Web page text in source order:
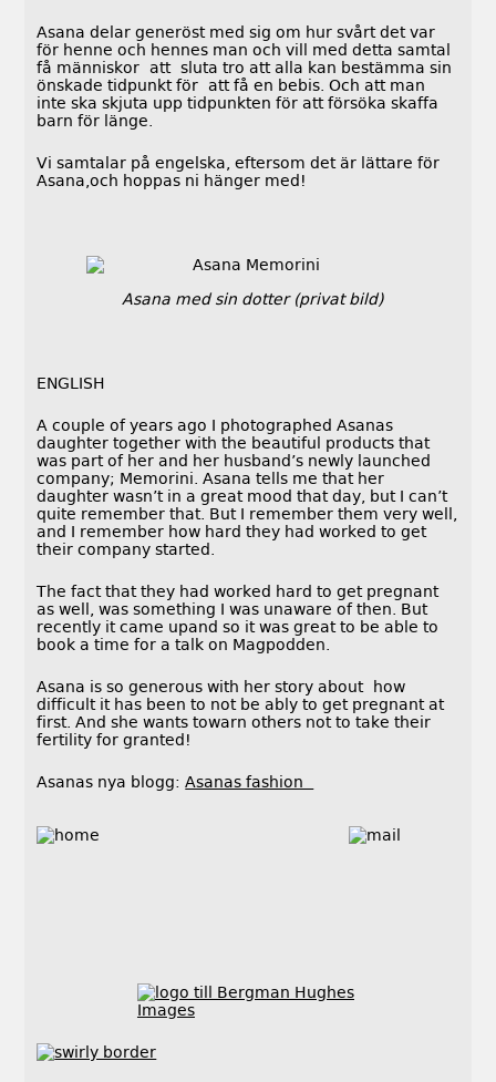
Asana delar generöst med sig om hur svårt det var
för henne och hennes man och vill med detta samtal
få människor att sluta tro att alla kan bestämma sin
önskade tidpunkt för att få en bebis. Och att man
inte ska skjuta upp tidpunkten för att försöka skaffa
barn för länge.
Vi samtalar på engelska, eftersom det är lättare för
Asana,och hoppas ni hänger med!
Asana med sin dotter (privat bild)
ENGLISH
A couple of years ago I photographed Asanas
daughter together with the beautiful products that
was part of her and her husband’s newly launched
company; Memorini. Asana tells me that her
daughter wasn’t in a great mood that day, but I can’t
quite remember that. But I remember them very well,
and I remember how hard they had worked to get
their company started.
The fact that they had worked hard to get pregnant
as well, was something I was unaware of then. But
recently it came upand so it was great to be able to
book a time for a talk on Magpodden.
Asana is so generous with her story about how
difficult it has been to not be ably to get pregnant at
first. And she wants towarn others not to take their
fertility for granted!
Asanas nya blogg:Asanas fashion